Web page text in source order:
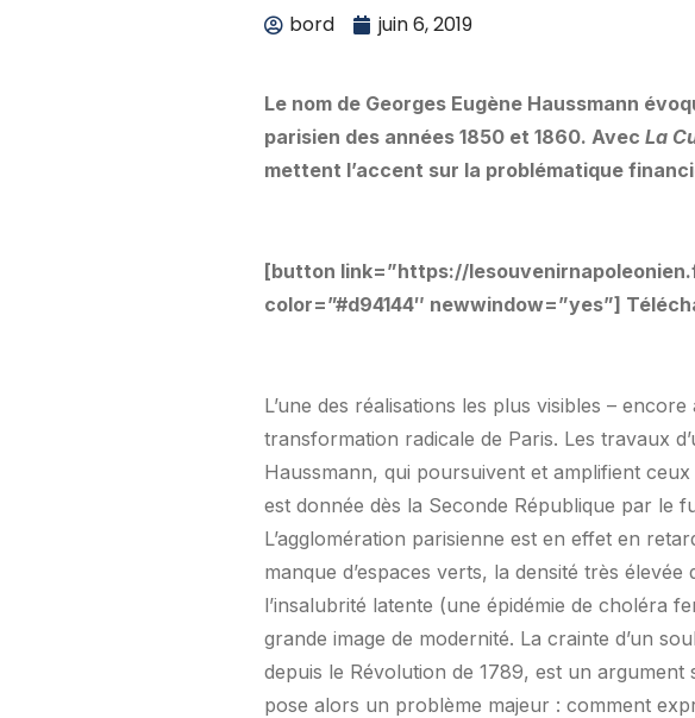
bord juin 6, 2019
Le nom de Georges Eugène Haussmann
parisien des années 1850 et 1860. Avec La
mettent l’accent sur la problématique
[button link=”https://
color=”#d94144″ newwindow=”yes”]
L’une des réalisations les plus visibles –
transformation radicale de Paris. Les travaux
Haussmann, qui poursuivent et amplifient
est donnée dès la Seconde République par le
L’agglomération parisienne est en effet en
manque d’espaces verts, la densité très
l’insalubrité latente (une épidémie de choléra
grande image de modernité. La crainte d’un
depuis le Révolution de 1789, est un
pose alors un problème majeur : comment